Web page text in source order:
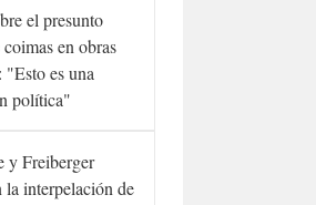
el presunto
en obras
"Esto es una
política"
y Freiberger
la interpelación de